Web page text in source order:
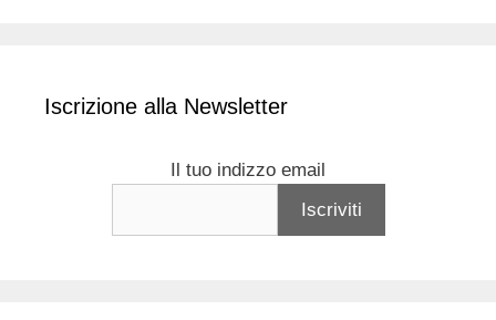
Iscrizione alla Newsletter
Il tuo indizzo email